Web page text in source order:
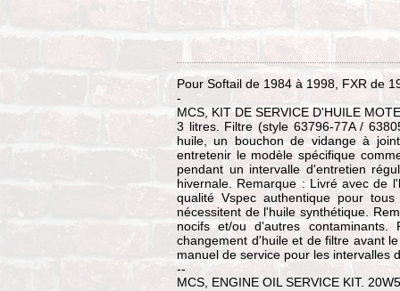
Pour Softail de 1984 à 1998, FXR de
-
MCS, KIT DE SERVICE D'HUILE
3 litres. Filtre (style 63796-77A /
huile, un bouchon de vidange à
entretenir le modèle spécifique
pendant un intervalle d'entretien
hivernale. Remarque : Livré avec de
qualité Vspec authentique pour
nécessitent de l'huile synthétique.
nocifs et/ou d'autres
changement d'huile et de filtre avant
manuel de service pour les intervalles
--
MCS, ENGINE OIL SERVICE KIT.